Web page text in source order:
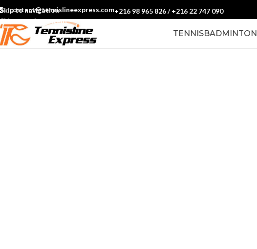
Skip to navigation
Skip to main content
contact@tennislineexpress.com+216 98 965 826/+216 22 747 090
TENNISBADMINTON